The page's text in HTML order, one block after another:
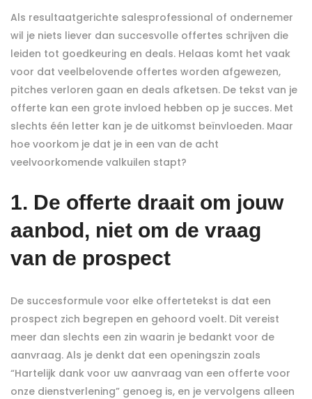
Als resultaatgerichte salesprofessional of ondernemer
wil je niets liever dan succesvolle offertes schrijven die
leiden tot goedkeuring en deals. Helaas komt het vaak
voor dat veelbelovende offertes worden afgewezen,
pitches verloren gaan en deals afketsen. De tekst van je
offerte kan een grote invloed hebben op je succes. Met
slechts één letter kan je de uitkomst beïnvloeden. Maar
hoe voorkom je dat je in een van de acht
veelvoorkomende valkuilen stapt?
1. De offerte draait om jouw
aanbod, niet om de vraag
van de prospect
De succesformule voor elke offertetekst is dat een
prospect zich begrepen en gehoord voelt. Dit vereist
meer dan slechts een zin waarin je bedankt voor de
aanvraag. Als je denkt dat een openingszin zoals
“Hartelijk dank voor uw aanvraag van een offerte voor
onze dienstverlening” genoeg is, en je vervolgens alleen